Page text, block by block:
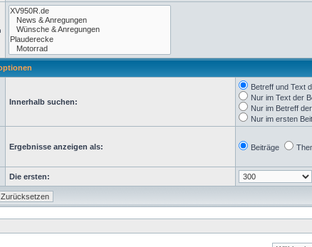
Innerhalb suchen:
Betreff und Text
Nur im Text der
Nur im Betreff
Nur im ersten
Ergebnisse anzeigen als: Beiträge
Die ersten: